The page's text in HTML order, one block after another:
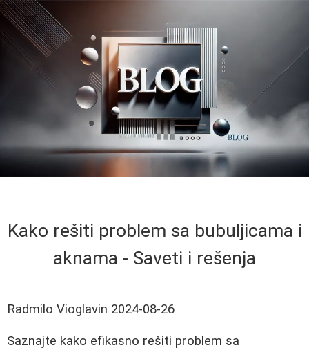
Kako rešiti problem sa bubuljicama i
aknama - Saveti i rešenja
Radmilo Vioglavin 2024-08-26
Saznajte kako efikasno rešiti problem sa